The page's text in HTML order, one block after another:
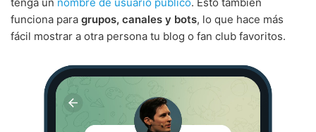
funciona para grupos, canales y bots, lo que hace más
fácil mostrar a otra persona tu blog o fan club favoritos.